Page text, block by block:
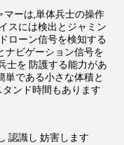
マーは,単体兵士の操作
スには検出とジャミン
ローン信号を検知する
ナビゲーション信号を
士を 防護する能力があ
単である小さな体積と
ンド時間もあります
認識し 妨害します